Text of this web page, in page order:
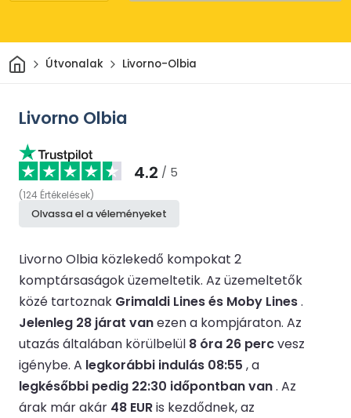
Otthon
Útvonalak Livorno-Olbia
Livorno Olbia
4.2 / 5
(124 Értékelések)
Olvassa el a véleményeket
Livorno Olbia közlekedő kompokat 2
komptársaságok üzemeltetik. Az üzemeltetők
közé tartoznak Grimaldi Lines és Moby Lines.
Jelenleg 28 járat vanezen a kompjáraton. Az
utazás általában körülbelül 8 óra 26 percvesz
igénybe. A legkorábbi indulás 08:55 , a
legkésőbbi pedig 22:30 időpontban van. Az
árak már akár 48 EURis kezdődnek, az